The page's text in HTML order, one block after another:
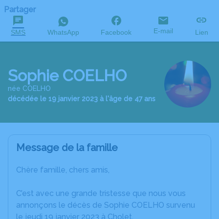
Partager
SMS WhatsApp Facebook E-mail Lien
Sophie COELHO
née COELHO
décédée le 19 janvier 2023 à l'âge de 47 ans
Message de la famille
Chère famille, chers amis,
C’est avec une grande tristesse que nous vous
annonçons le décès de Sophie COELHO survenu
le jeudi 19 janvier 2023 à Cholet.